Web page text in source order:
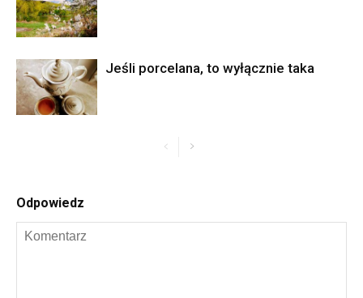
Jeśli porcelana, to wyłącznie taka
Odpowiedz